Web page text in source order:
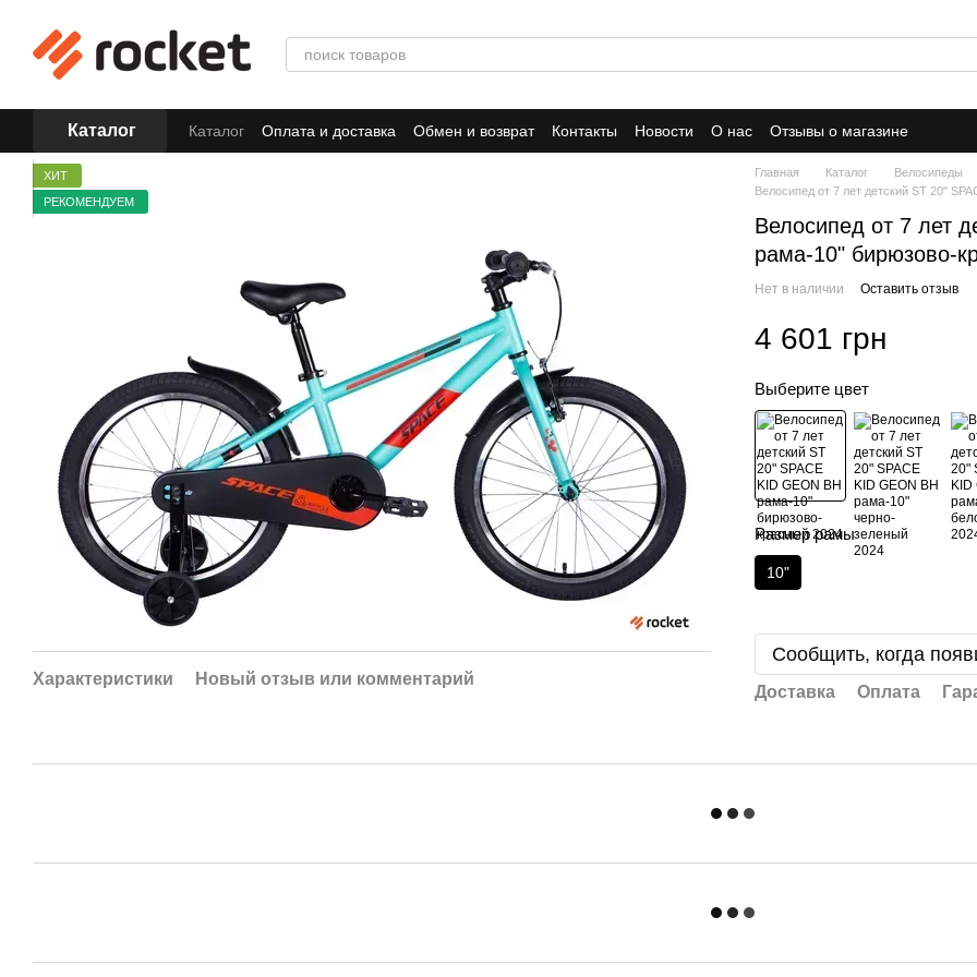
Каталог Каталог Оплата и доставка Обмен и возврат Контакты Новости О нас Отзывы о магазине
ХИТ
РЕКОМЕНДУЕМ
Характеристики Новый отзыв или комментарий
Главная Каталог Велосипеды
Велосипед от 7 лет детский ST 20"
Велосипед от 7 лет
рама-10" бирюзово-
Нет в наличии Оставить отзыв
4 601 грн
Выберите цвет
Размер рамы
10"
Сообщить, когда
Доставка Оплата